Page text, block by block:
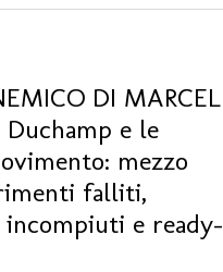
DI MARCEL
e le
mezzo
falliti,
e ready-